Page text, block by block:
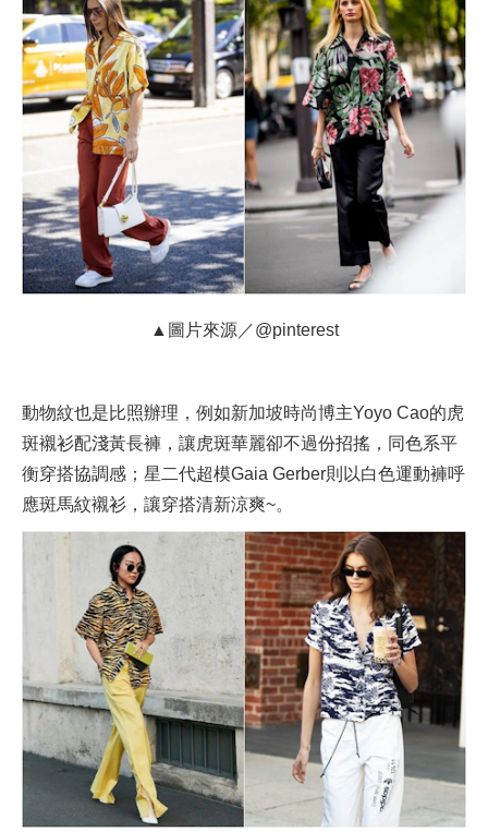
▲圖片來源／@pinterest
動物紋也是比照辦理，例如新加坡時尚博主Yoyo Cao的虎
斑襯衫配淺黃長褲，讓虎斑華麗卻不過份招搖，同色系平
衡穿搭協調感；星二代超模Gaia Gerber則以白色運動褲呼
應斑馬紋襯衫，讓穿搭清新涼爽~。